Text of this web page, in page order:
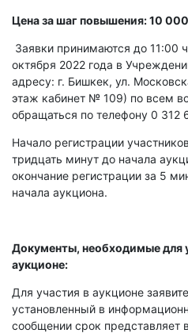
Цена за шаг повышения: 10
Заявки принимаются до 11:00
октября 2022 года в
адресу: г. Бишкек, ул.
этаж кабинет № 109) по всем
обращаться по телефону 0 312
Начало регистрации
тридцать минут до начала
окончание регистрации за 5
начала аукциона.
Документы, необходимые для
аукционе:
Для участия в аукционе
установленный в
сообщении срок представляет в